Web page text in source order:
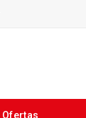
Ofertas